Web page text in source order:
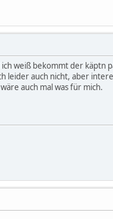
weiß bekommt der
auch nicht, aber
auch mal was für mich.